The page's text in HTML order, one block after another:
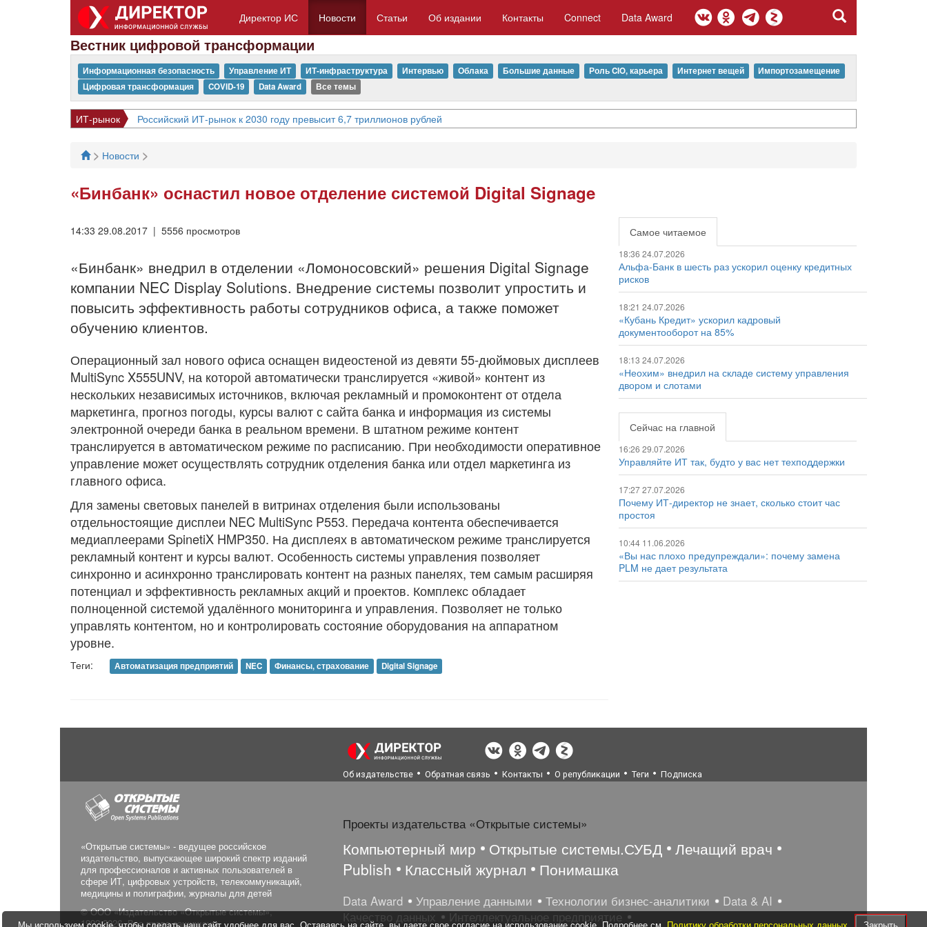
Директор ИС Новости Статьи Об издании Контакты Connect Data Award
Вестник цифровой трансформации
Информационная безопасность Управление ИТ ИТ-инфраструктура Интервью Облака Большие данные Роль CIO, карьера Интернет вещей
Импортозамещение
Цифровая трансформация
COVID-19 Data Award Все темы
ИТ-рынок Российский ИТ-рынок к 2030 году превысит 6,7 триллионов рублей
> Новости >
«Бинбанк» оснастил новое отделение системой Digital Signage
14:33 29.08.2017 | 5556 просмотров
«Бинбанк» внедрил в отделении «Ломоносовский» решения Digital Signage
компании NEC Display Solutions. Внедрение системы позволит упростить и
повысить эффективность работы сотрудников офиса, а также поможет
обучению клиентов.
Операционный зал нового офиса оснащен видеостеной из девяти 55-дюймовых дисплеев
MultiSync X555UNV, на которой автоматически транслируется «живой» контент из
нескольких независимых источников, включая рекламный и промоконтент от отдела
маркетинга, прогноз погоды, курсы валют с сайта банка и информация из системы
электронной очереди банка в реальном времени. В штатном режиме контент
транслируется в автоматическом режиме по расписанию. При необходимости оперативное
управление может осуществлять сотрудник отделения банка или отдел маркетинга из
главного офиса.
Для замены световых панелей в витринах отделения были использованы
отдельностоящие дисплеи NEC MultiSync P553. Передача контента обеспечивается
медиаплеерами SpinetiX HMP350. На дисплеях в автоматическом режиме транслируется
рекламный контент и курсы валют. Особенность системы управления позволяет
синхронно и асинхронно транслировать контент на разных панелях, тем самым расширяя
потенциал и эффективность рекламных акций и проектов. Комплекс обладает
полноценной системой удалённого мониторинга и управления. Позволяет не только
управлять контентом, но и контролировать состояние оборудования на аппаратном
уровне.
Теги: Автоматизация предприятий NEC Финансы, страхование Digital Signage
Самое читаемое
18:36 24.07.2026
Альфа-Банк в шесть раз ускорил оценку кредитных
рисков
18:21 24.07.2026
«Кубань Кредит» ускорил кадровый
документооборот на 85%
18:13 24.07.2026
«Неохим» внедрил на складе систему управления
двором и слотами
Сейчас на главной
16:26 29.07.2026
Управляйте ИТ так, будто у вас нет техподдержки
17:27 27.07.2026
Почему ИТ-директор не знает, сколько стоит час
простоя
10:44 11.06.2026
«Вы нас плохо предупреждали»: почему замена
PLM не дает результата
Об издательстве Обратная связь Контакты О републикации Теги Подписка
«Открытые системы» - ведущее российское
издательство, выпускающее широкий спектр изданий
для профессионалов и активных пользователей в
сфере ИТ, цифровых устройств, телекоммуникаций,
медицины и полиграфии, журналы для детей
© ООО «Издательство «Открытые системы»,
1992-2026. Все права защищены.
Проекты издательства «Открытые системы»
Компьютерный мир Открытые системы.СУБД
Лечащий врач
Publish
Классный журнал Понимашка
Data Award Управление данными Технологии бизнес-аналитики
Data & AI
Качество данных
Интеллектуальное предприятие